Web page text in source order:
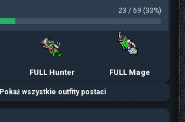
23 / 69 (33%)
FULL Hunter FULL Mage
Pokaż wszystkie outfity postaci